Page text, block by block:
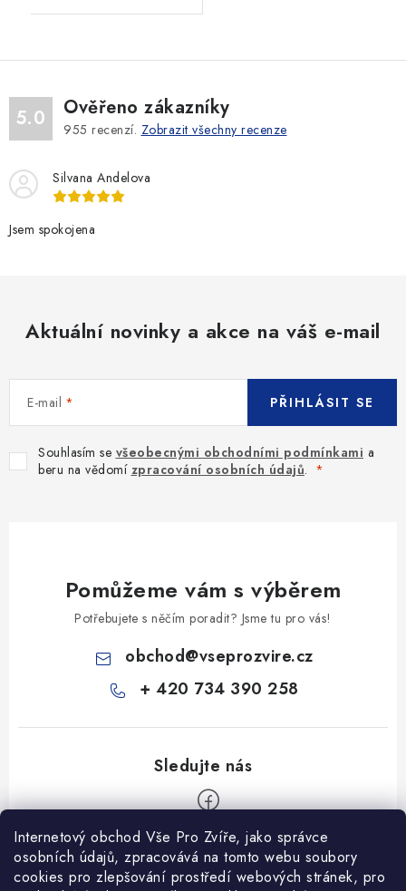
Internetový obchod Vše Pro Zvíře, jako správce
osobních údajů, zpracovává na tomto webu soubory
cookies pro zlepšování prostředí webových stránek, pro
5.0 Ověřeno zákazníky
955 recenzí. Zobrazit všechny recenze
Silvana Andelova
Jsem spokojena
Aktuální novinky a akce na váš e-mail
E-mail
Souhlasím se všeobecnými obchodními podmínkami a
beru na vědomí zpracování osobních údajů.
PŘIHLÁSIT SE
Pomůžeme vám s výběrem
Potřebujete s něčím poradit? Jsme tu pro vás!
obchod@vseprozvire.cz
+ 420 734 390 258